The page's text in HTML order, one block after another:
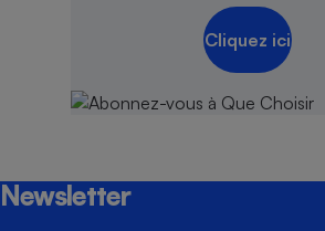
Cliquez ici
Newsletter